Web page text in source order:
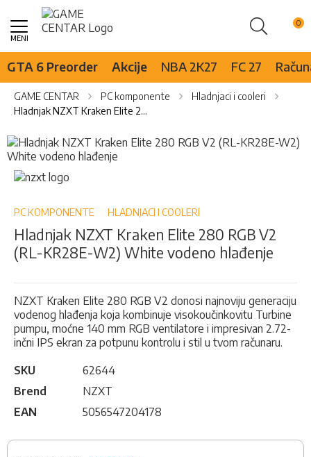
Pretraži
Skip
Content
GTA 6 Preorder Akcije NBA 2K27 FC 27
GAME CENTAR PC komponente
Hladnjaci i cooleri
Hladnjak NZXT Kraken Elite 280 RGB V2 (RL-KR28E-W2) White vodeno hlađenje
Skip
to
the
end
the
images
gallery
Skip
to
beginning
the
images
PC KOMPONENTE HLADNJACI I COOLERI
Hladnjak NZXT Kraken Elite 280 RGB V2
(RL-KR28E-W2) White vodeno hlađenje
NZXT Kraken Elite 280 RGB V2 donosi najnoviju generaciju
vodenog hlađenja koja kombinuje visokoučinkovitu Turbine
pumpu, moćne 140 mm RGB ventilatore i impresivan 2.72-
inčni IPS ekran za potpunu kontrolu i stil u tvom računaru.
SKU
62644
Brend
NZXT
EAN
5056547204178